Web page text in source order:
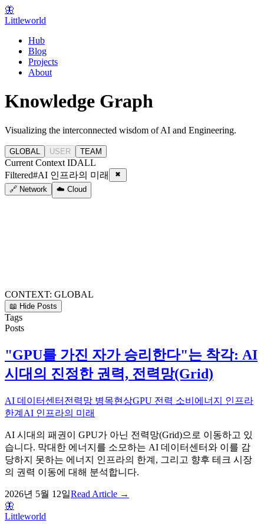
🦋
Littleworld
Hub
Blog
Projects
About
Knowledge Graph
Visualizing the interconnected wisdom of AI and Engineering.
GLOBAL USER TEAM
Current Context IDALL
Filtered#AI 인프라의 미래
🔗 Network ☁️ Cloud
CONTEXT: GLOBAL
📖 Hide Posts
Tags
Posts
"GPU를 가진 자가 승리한다"는 착각: AI
시대의 진정한 권력, 전력망(Grid)
AI 데이터센터 전력망 병목현상GPU 전력 소비 에너지 인프라
한계 AI 인프라의 미래
AI 시대의 패권이 GPU가 아닌 전력망(Grid)으로 이동하고 있
습니다. 막대한 에너지를 소모하는 AI 데이터센터와 이를 감
당하지 못하는 에너지 인프라의 한계, 그리고 향후 테크 시장
의 권력 이동에 대해 분석합니다.
2026년 5월 12일Read Article →
🦋
Littleworld